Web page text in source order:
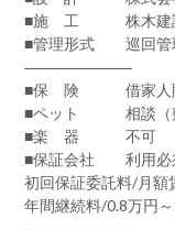
■施 工 株木建設
■管理形式 巡回管
―――――――
■保 険 借家人賠
■ペット 相談（敷
■楽 器 不可
■保証会社 利用必須
初回保証委託料/月額
年間継続料/0.8万円